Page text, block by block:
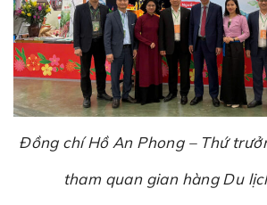
Đồng chí Hồ An Phong – Thứ
tham quan gian hàng Du